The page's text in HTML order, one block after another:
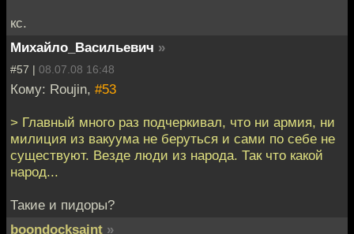
кс.
Михайло_Васильевич »
#57 | 08.07.08 16:48
Кому: Roujin, #53
> Главный много раз подчеркивал, что ни армия, ни
милиция из вакуума не беруться и сами по себе не
существуют. Везде люди из народа. Так что какой
народ...
Такие и пидоры?
boondocksaint »